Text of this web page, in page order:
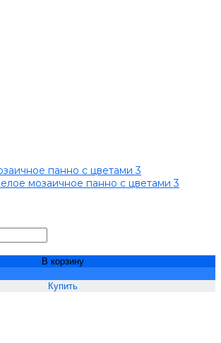
мозаичное панно с цветами 3
В корзину